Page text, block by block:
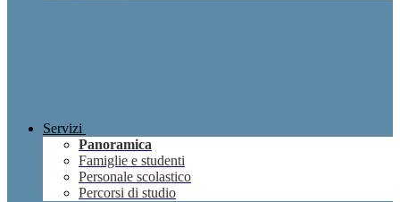
Servizi
Panoramica
Famiglie e studenti
Personale scolastico
Percorsi di studio